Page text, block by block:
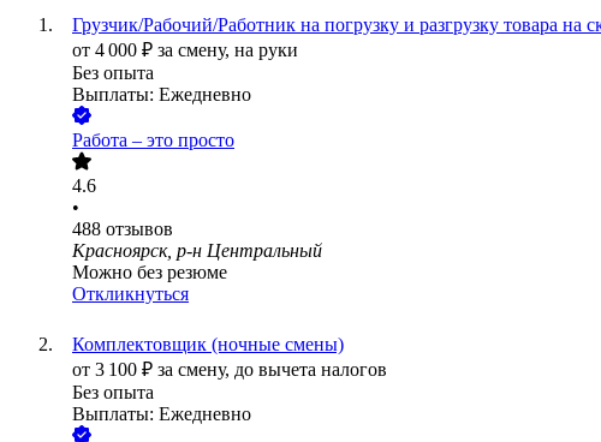
Грузчик/Рабочий/Работник на погрузку и разгрузку товара на
от 4 000 ₽ за смену, на руки
Без опыта
Выплаты: Ежедневно
Работа – это просто
4.6
•
488 отзывов
Красноярск, р-н Центральный
Можно без резюме
Откликнуться
Комплектовщик (ночные смены)
от 3 100 ₽ за смену, до вычета налогов
Без опыта
Выплаты: Ежедневно